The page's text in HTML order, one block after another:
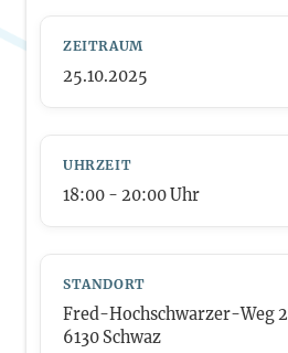
ZEITRAUM
25.10.2025
UHRZEIT
18:00 - 20:00Uhr
STANDORT
Fred-Hochschwarzer-Weg 2
6130 Schwaz